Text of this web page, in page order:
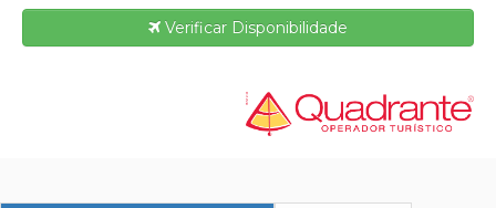
Verificar Disponibilidade